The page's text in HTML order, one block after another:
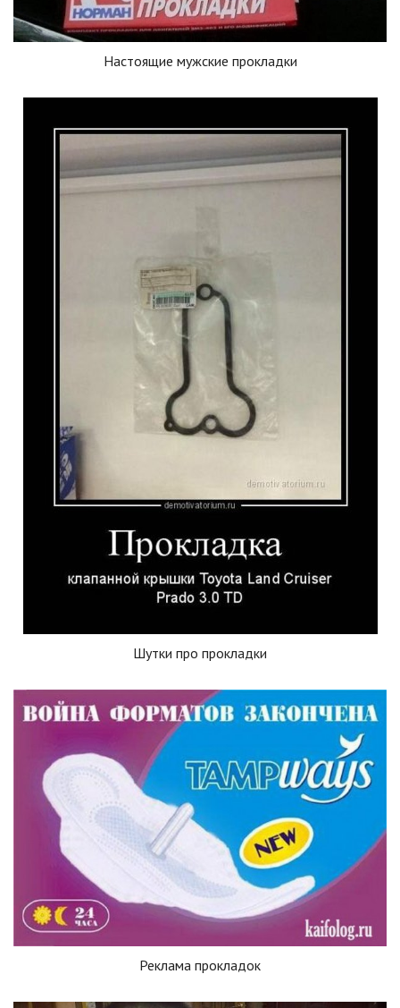
Настоящие мужские прокладки
Шутки про прокладки
Реклама прокладок